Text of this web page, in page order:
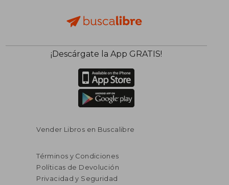
¡Descárgate la App GRATIS!
Vender Libros en Buscalibre
Términos y Condiciones
Políticas de Devolución
Privacidad y Seguridad